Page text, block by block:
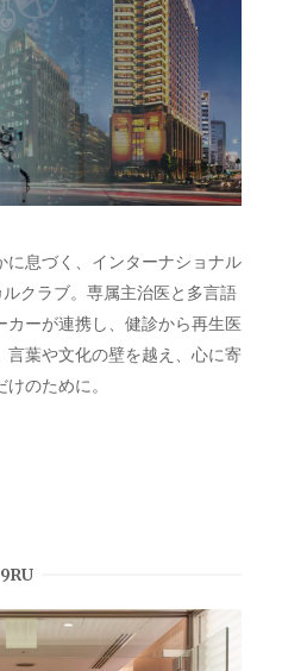
息づく、インターナショナル
クラブ。専属主治医と多言語
ーが連携し、健診から再生医
葉や文化の壁を越え、心に寄
のために。
9RU